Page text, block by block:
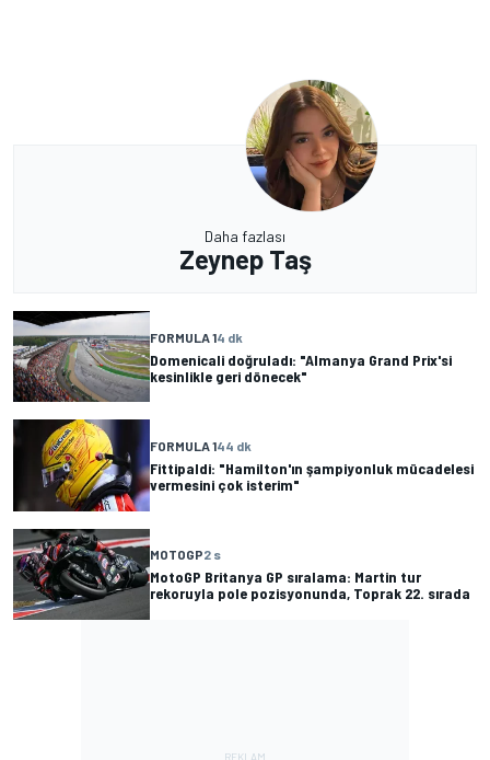
Daha fazlası
Zeynep Taş
FORMULA 14 dk
Domenicali doğruladı: "Almanya Grand Prix'si
kesinlikle geri dönecek"
FORMULA 144 dk
Fittipaldi: "Hamilton'ın şampiyonluk mücadelesi
vermesini çok isterim"
MOTOGP2 s
MotoGP Britanya GP sıralama: Martin tur
rekoruyla pole pozisyonunda, Toprak 22. sırada